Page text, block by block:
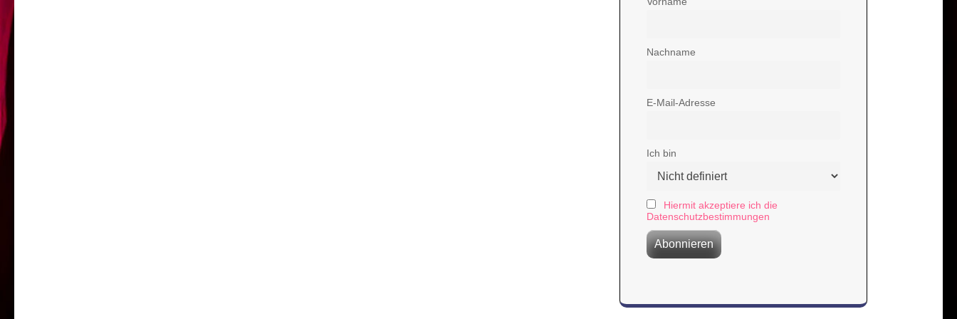
Nachname
E-Mail-Adresse
Ich bin
Hiermit akzeptiere ich die
Datenschutzbestimmungen